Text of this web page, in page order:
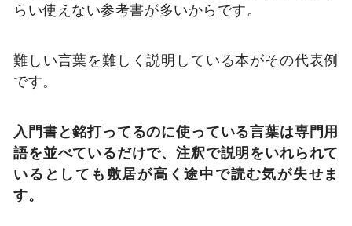
らい使えない参考書が多いからです。
難しい言葉を難しく説明している本がその代表例
です。
入門書と銘打ってるのに使っている言葉は専門用
語を並べているだけで、注釈で説明をいれられて
いるとしても敷居が高く途中で読む気が失せま
す。